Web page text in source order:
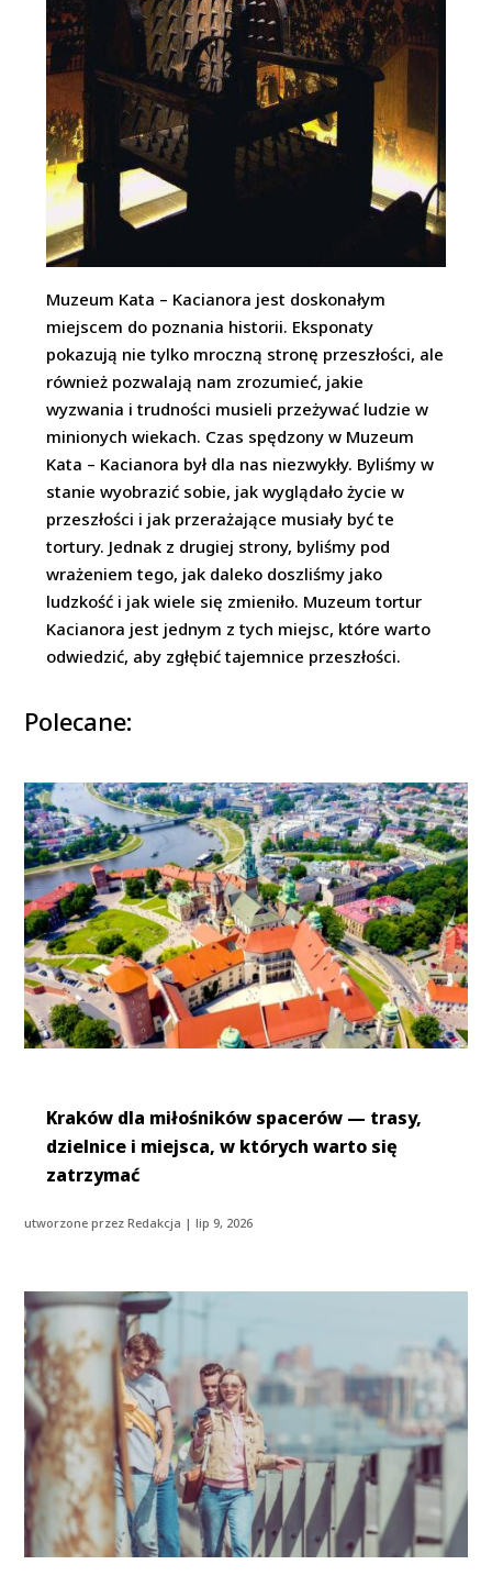
Muzeum Kata – Kacianora jest doskonałym
miejscem do poznania historii. Eksponaty
pokazują nie tylko mroczną stronę przeszłości, ale
również pozwalają nam zrozumieć, jakie
wyzwania i trudności musieli przeżywać ludzie w
minionych wiekach. Czas spędzony w Muzeum
Kata – Kacianora był dla nas niezwykły. Byliśmy w
stanie wyobrazić sobie, jak wyglądało życie w
przeszłości i jak przerażające musiały być te
tortury. Jednak z drugiej strony, byliśmy pod
wrażeniem tego, jak daleko doszliśmy jako
ludzkość i jak wiele się zmieniło. Muzeum tortur
Kacianora jest jednym z tych miejsc, które warto
odwiedzić, aby zgłębić tajemnice przeszłości.
Polecane:
Kraków dla miłośników spacerów — trasy,
dzielnice i miejsca, w których warto się
zatrzymać
utworzone przezRedakcja |lip 9, 2026